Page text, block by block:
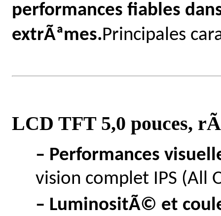
performances fiables
extrÃªmes.Principales
LCD TFT 5,0 pouces,
– Performances
vision complet IPS (All
– LuminositÃ© et